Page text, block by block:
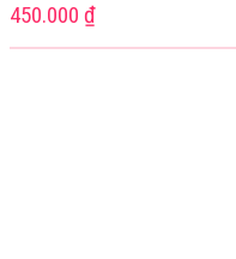
450.000 ₫